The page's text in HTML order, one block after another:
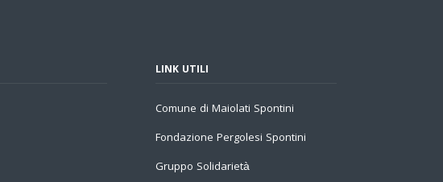
LINK UTILI
Comune di Maiolati Spontini
Fondazione Pergolesi Spontini
Gruppo Solidarietà